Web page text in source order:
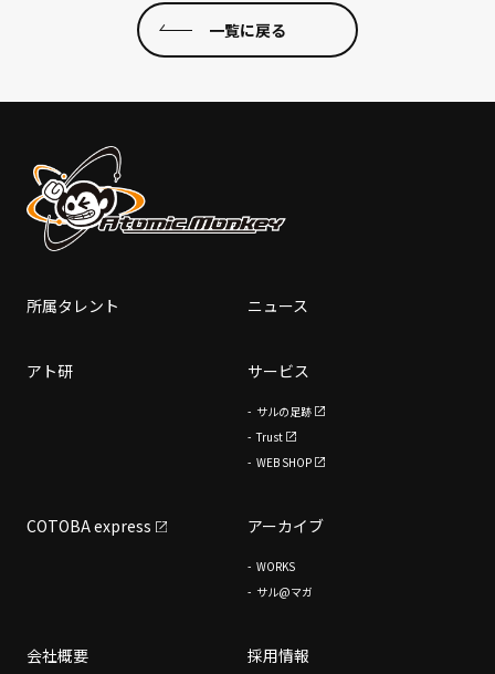
一覧に戻る
所属タレント ニュース
アト研 サービス
サルの足跡
Trust
WEB SHOP
COTOBA express アーカイブ
WORKS
サル@マガ
会社概要 採用情報